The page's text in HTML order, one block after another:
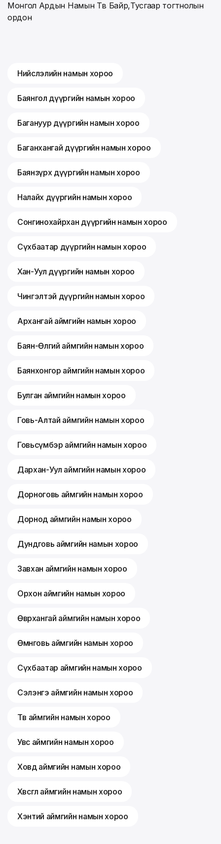
Монгол Ардын Намын Төв Байр,Тусгаар тогтнолын
ордон
Нийслэлийн намын хороо
Баянгол дүүргийн намын хороо
Багануур дүүргийн намын хороо
Баганхангай дүүргийн намын хороо
Баянзүрх дүүргийн намын хороо
Налайх дүүргийн намын хороо
Сонгинохайрхан дүүргийн намын хороо
Сүхбаатар дүүргийн намын хороо
Хан-Уул дүүргийн намын хороо
Чингэлтэй дүүргийн намын хороо
Архангай аймгийн намын хороо
Баян-Өлгий аймгийн намын хороо
Баянхонгор аймгийн намын хороо
Булган аймгийн намын хороо
Говь-Алтай аймгийн намын хороо
Говьсүмбэр аймгийн намын хороо
Дархан-Уул аймгийн намын хороо
Дорноговь аймгийн намын хороо
Дорнод аймгийн намын хороо
Дундговь аймгийн намын хороо
Завхан аймгийн намын хороо
Орхон аймгийн намын хороо
Өвөрхангай аймгийн намын хороо
Өмнөговь аймгийн намын хороо
Сүхбаатар аймгийн намын хороо
Сэлэнгэ аймгийн намын хороо
Төв аймгийн намын хороо
Увс аймгийн намын хороо
Ховд аймгийн намын хороо
Хөвсгөл аймгийн намын хороо
Хэнтий аймгийн намын хороо